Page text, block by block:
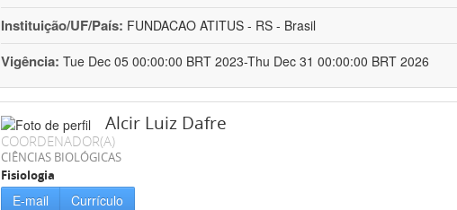
Instituição/UF/País: FUNDACAO ATITUS - RS - Brasil
Vigência: Tue Dec 05 00:00:00 BRT 2023-Thu Dec 31 00:00:00 BRT 2026
Alcir Luiz Dafre
COORDENADOR(A)
CIÊNCIAS BIOLÓGICAS
Fisiologia
E-mail Currículo